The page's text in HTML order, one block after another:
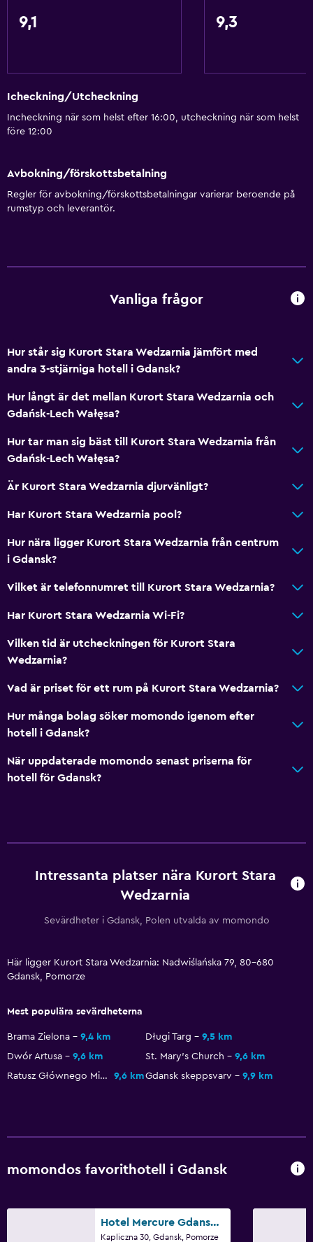
Cykling
Vattensportanläggningar (på plats)
Dusch
Hela enheten ligger på bottenvåningen
tillkomma.
Allergivänligt
Allergivänlig kudde
Rökning förbjuden
Fönster
Flodutsikt
Familjerum
Trägolv eller parkettgolv
Bäddsoffa
Terrass/uteplats
Elektrisk vattenkokare
Te/kaffebryggare
Kaffemaskin
Konferensrum
Nyckelkortsåtkomst
9,1 9,3
Icheckning/Utcheckning
Incheckning när som helst efter 16:00, utcheckning när som helst
före 12:00
Avbokning/förskottsbetalning
Regler för avbokning/förskottsbetalningar varierar beroende på
rumstyp och leverantör.
Vanliga frågor
Hur står sig Kurort Stara Wedzarnia jämfört med
andra 3-stjärniga hotell i Gdansk?
Hur långt är det mellan Kurort Stara Wedzarnia och
Gdańsk-Lech Wałęsa?
Hur tar man sig bäst till Kurort Stara Wedzarnia från
Gdańsk-Lech Wałęsa?
Är Kurort Stara Wedzarnia djurvänligt?
Har Kurort Stara Wedzarnia pool?
Hur nära ligger Kurort Stara Wedzarnia från centrum
i Gdansk?
Vilket är telefonnumret till Kurort Stara Wedzarnia?
Har Kurort Stara Wedzarnia Wi-Fi?
Vilken tid är utcheckningen för Kurort Stara
Wedzarnia?
Vad är priset för ett rum på Kurort Stara Wedzarnia?
Hur många bolag söker momondo igenom efter
hotell i Gdansk?
När uppdaterade momondo senast priserna för
hotell för Gdansk?
Intressanta platser nära Kurort Stara
Wedzarnia
Sevärdheter i Gdansk, Polen utvalda av momondo
Här ligger Kurort Stara Wedzarnia: Nadwiślańska 79, 80-680
Gdansk, Pomorze
Mest populära sevärdheterna
Brama Zielona 9,4 km Długi Targ
9,5 km
Dwór Artusa
9,6 km St. Mary's Church
9,6 km
Ratusz Głównego Miasta
9,6 kmGdansk skeppsvarv 9,9 km
momondos favorithotell i Gdansk
Hotel Mercure Gdansk Posejdon
Kapliczna 30, Gdansk, Pomorze